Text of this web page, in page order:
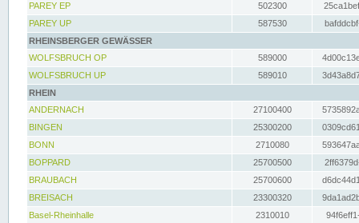
PAREY EP
502300
PAREY UP
587530
RHEINSBERGER GEWÄSSER
WOLFSBRUCH OP
589000
WOLFSBRUCH UP
589010
RHEIN
ANDERNACH
27100400
BINGEN
25300200
BONN
2710080
BOPPARD
25700500
BRAUBACH
25700600
BREISACH
23300320
Basel-Rheinhalle
2310010